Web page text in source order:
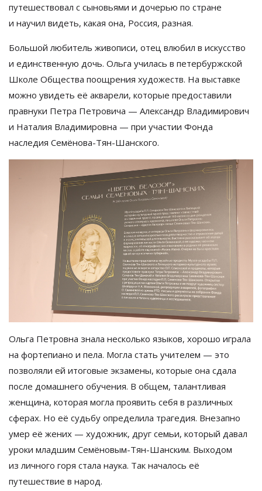
путешествовал с сыновьями и дочерью по стране
и научил видеть, какая она, Россия, разная.
Большой любитель живописи, отец влюбил в искусство
и единственную дочь. Ольга училась в петербуржской
Школе Общества поощрения художеств. На выставке
можно увидеть её акварели, которые предоставили
правнуки Петра Петровича — Александр Владимирович
и Наталия Владимировна — при участии Фонда
наследия Семёнова-Тян-Шанского.
Ольга Петровна знала несколько языков, хорошо играла
на фортепиано и пела. Могла стать учителем — это
позволяли ей итоговые экзамены, которые она сдала
после домашнего обучения. В общем, талантливая
женщина, которая могла проявить себя в различных
сферах. Но её судьбу определила трагедия. Внезапно
умер её жених — художник, друг семьи, который давал
уроки младшим Семёновым-Тян-Шанским. Выходом
из личного горя стала наука. Так началось её
путешествие в народ.